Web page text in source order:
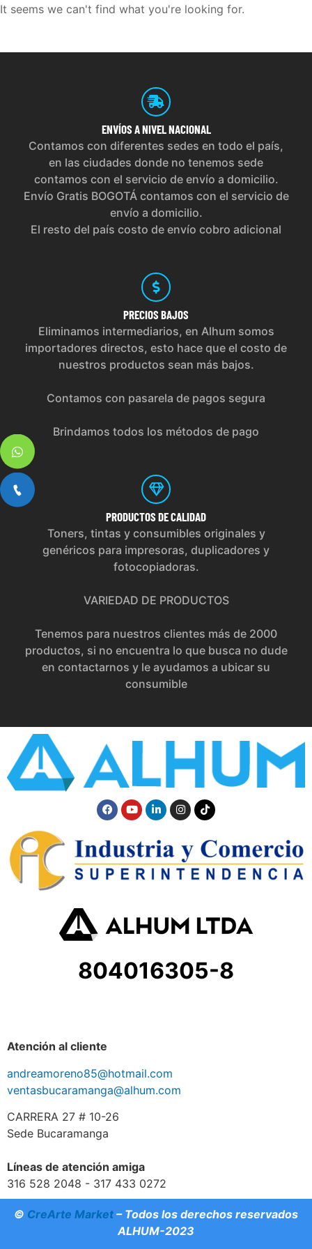
It seems we can't find what you're looking for.
ENVÍOS A NIVEL NACIONAL
Contamos con diferentes sedes en todo el país,
en las ciudades donde no tenemos sede
contamos con el servicio de envío a domicilio.
Envío Gratis BOGOTÁ contamos con el servicio de
envío a domicilio.
El resto del país costo de envío cobro adicional
PRECIOS BAJOS
Eliminamos intermediarios, en Alhum somos
importadores directos, esto hace que el costo de
nuestros productos sean más bajos.
Contamos con pasarela de pagos segura
Brindamos todos los métodos de pago
PRODUCTOS DE CALIDAD
Toners, tintas y consumibles originales y
genéricos para impresoras, duplicadores y
fotocopiadoras.
VARIEDAD DE PRODUCTOS
Tenemos para nuestros clientes más de 2000
productos, si no encuentra lo que busca no dude
en contactarnos y le ayudamos a ubicar su
consumible
804016305-8
Atención al cliente
andreamoreno85@hotmail.com
ventasbucaramanga@alhum.com
CARRERA 27 # 10-26
Sede Bucaramanga
Líneas de atención amiga
316 528 2048 - 317 433 0272
© CreArte Market – Todos los derechos reservados
ALHUM-2023